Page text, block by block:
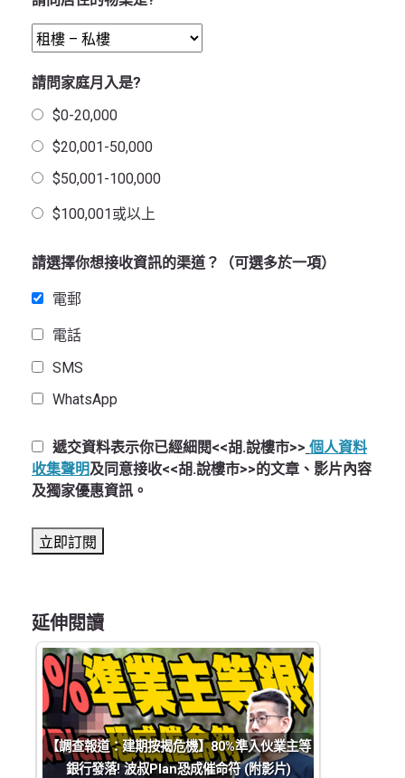
請問家庭月入是?
$0-20,000
$20,001-50,000
$50,001-100,000
$100,001或以上
請選擇你想接收資訊的渠道？（可選多於一項）
電郵
電話
SMS
WhatsApp
遞交資料表示你已經細閱<<胡.說樓市>> 個人資料
收集聲明及同意接收<<胡.說樓市>>的文章、影片內容
及獨家優惠資訊。
延伸閱讀
【調查報道：建期按揭危機】80%準入伙業主等
銀行發落! 波叔Plan恐成催命符 (附影片)